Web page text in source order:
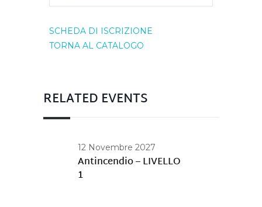
SCHEDA DI ISCRIZIONE
TORNA AL CATALOGO
RELATED EVENTS
12 Novembre 2027
Antincendio – LIVELLO
1